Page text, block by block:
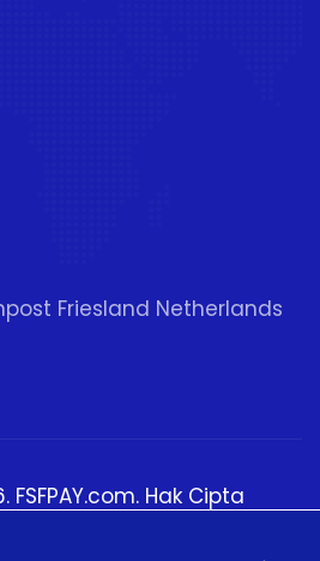
Friesland Netherlands
FSFPAY.com. Hak Cipta